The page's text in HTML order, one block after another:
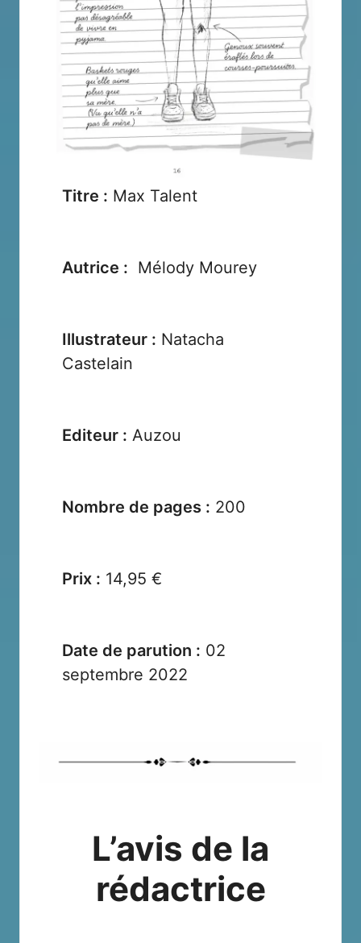
Titre : Max Talent
Autrice : Mélody Mourey
Illustrateur : Natacha
Castelain
Editeur : Auzou
Nombre de pages : 200
Prix : 14,95 €
Date de parution : 02
septembre 2022
L’avis de la
rédactrice